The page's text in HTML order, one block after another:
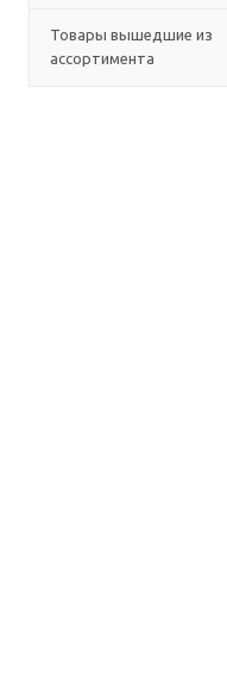
Товары вышедшие из
ассортимента